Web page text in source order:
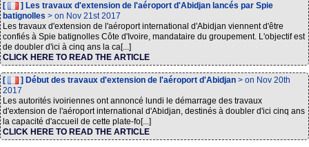
[
] Les travaux d'extension de l'aéroport d'Abidjan lancés par Spie
batignolles > on Nov 21st 2017
Les travaux d'extension de l'aéroport international d'Abidjan viennent d'être
confiés à Spie batignolles Côte d'Ivoire, mandataire du groupement. L'objectif est
de doubler d'ici à cinq ans la ca[...]
CLICK HERE TO READ THE ARTICLE
[ ] Début des travaux d'extension de l'aéroport d'Abidjan > on Nov 20th
2017
Les autorités ivoiriennes ont annoncé lundi le démarrage des travaux
d'extension de l'aéroport international d'Abidjan, destinés à doubler d'ici cinq ans
la capacité d'accueil de cette plate-fo[...]
CLICK HERE TO READ THE ARTICLE